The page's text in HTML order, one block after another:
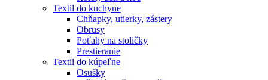
Textil do kuchyne
Chňapky, utierky, zástery
Obrusy
Poťahy na stoličky
Prestieranie
Textil do kúpeľne
Osušky